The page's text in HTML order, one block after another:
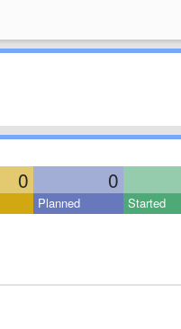
0 0
Planned Started